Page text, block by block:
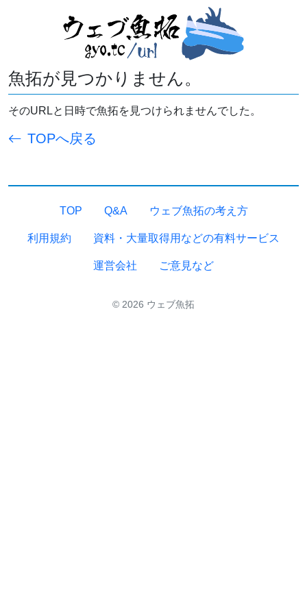
魚拓が見つかりません。
そのURLと日時で魚拓を見つけられませんでした。
TOPへ戻る
TOP Q&A ウェブ魚拓の考え方
利用規約 資料・大量取得用などの有料サービス
運営会社 ご意見など
© 2026 ウェブ魚拓